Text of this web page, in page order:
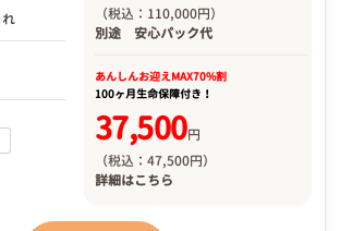
（税込：110,000円）
別途 安心パック代
あんしんお迎えMAX70%割
100ヶ月生命保障付き！
37,500円
（税込：47,500円）
詳細はこちら